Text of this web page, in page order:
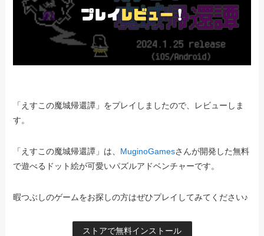
「えすこの魔城帰還譚」をプレイしましたので、レビューしま
す。
「えすこの魔城帰還譚」は、 MuginoGamesさんが開発した無料
で遊べるドット絵が可愛いパズルアドベンチャーです。
暇つぶしのゲームをお探しの方はぜひプレイしてみてください♪
ストアで無料インストール